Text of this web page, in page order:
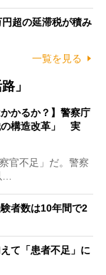
超の延滞税が積み
一覧を見る
」
かるか？】警察庁
の構造改革」 実
官不足」だ。警察
者数は10年間で2
て「患者不足」に